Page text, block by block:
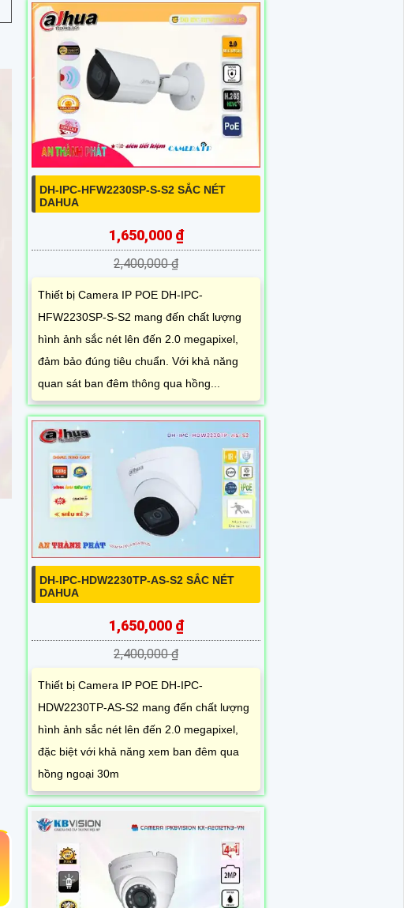
DH-IPC-HFW2230SP-S-S2 SẮC NÉT
DAHUA
1,650,000 ₫
2,400,000 ₫
Thiết bị Camera IP POE DH-IPC-
HFW2230SP-S-S2 mang đến chất lượng
hình ảnh sắc nét lên đến 2.0 megapixel,
đảm bảo đúng tiêu chuẩn. Với khả năng
quan sát ban đêm thông qua hồng...
DH-IPC-HDW2230TP-AS-S2 SẮC NÉT
DAHUA
1,650,000 ₫
2,400,000 ₫
Thiết bị Camera IP POE DH-IPC-
HDW2230TP-AS-S2 mang đến chất lượng
hình ảnh sắc nét lên đến 2.0 megapixel,
đặc biệt với khả năng xem ban đêm qua
hồng ngoại 30m